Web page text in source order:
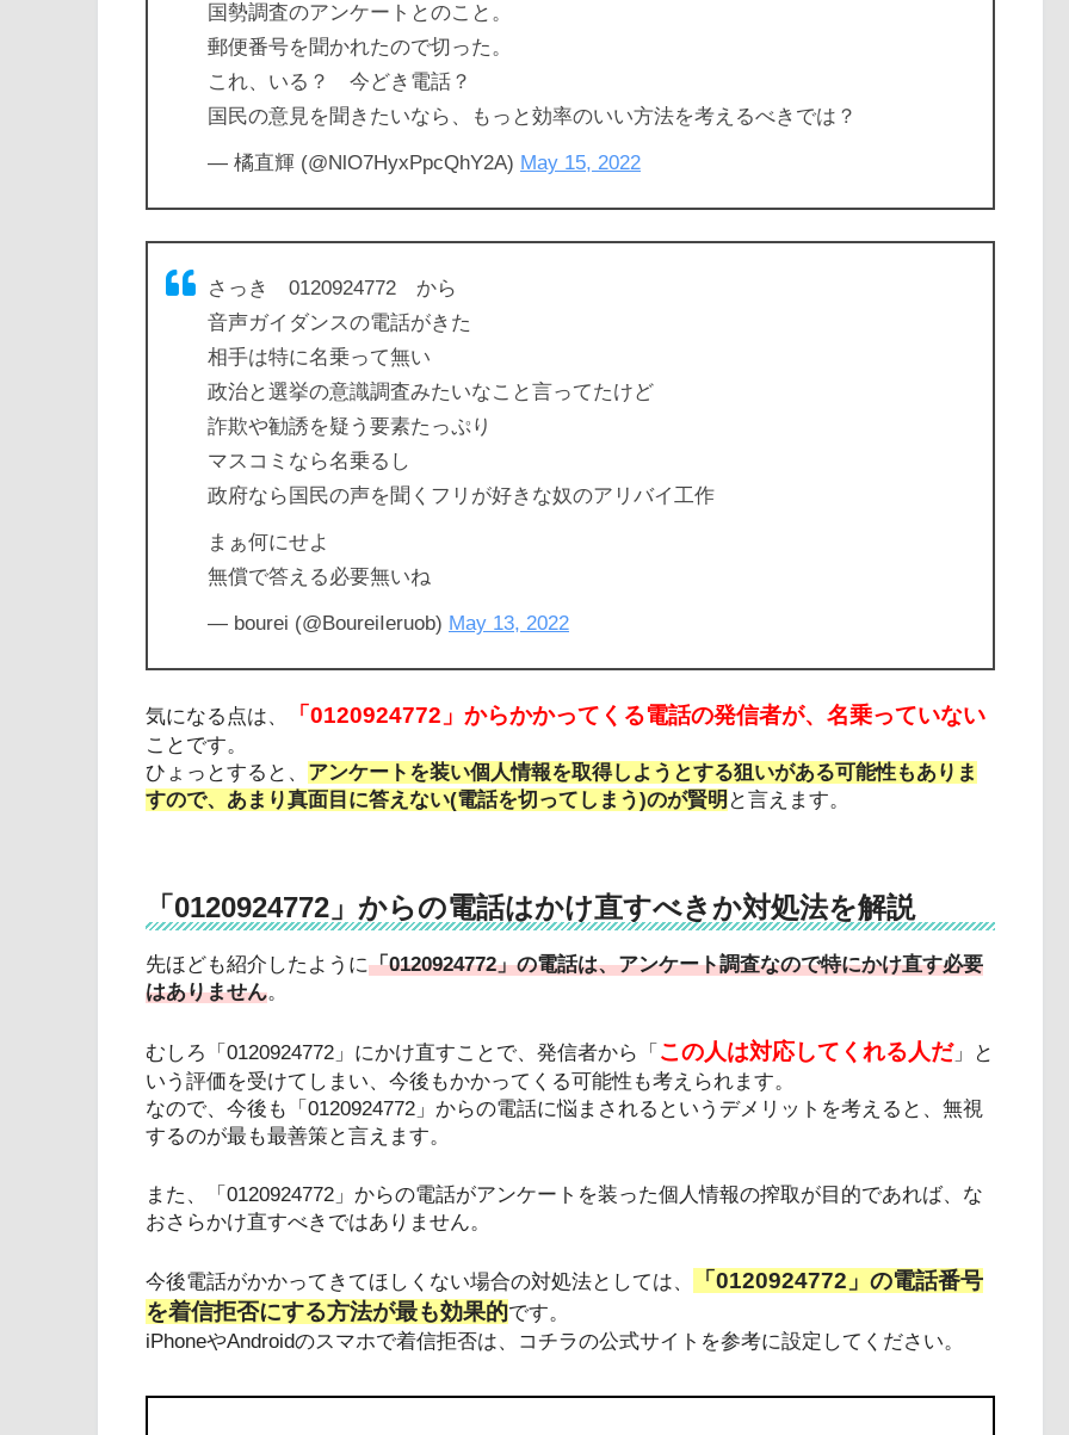
国勢調査のアンケートとのこと。
郵便番号を聞かれたので切った。
これ、いる？ 今どき電話？
国民の意見を聞きたいなら、もっと効率のいい方法を考えるべきでは？
— 橘直輝 (@NlO7HyxPpcQhY2A) May 15, 2022
さっき 0120924772 から
音声ガイダンスの電話がきた
相手は特に名乗って無い
政治と選挙の意識調査みたいなこと言ってたけど
詐欺や勧誘を疑う要素たっぷり
マスコミなら名乗るし
政府なら国民の声を聞くフリが好きな奴のアリバイ工作
まぁ何にせよ
無償で答える必要無いね
— bourei (@BoureiIeruob) May 13, 2022
気になる点は、 「0120924772」からかかってくる電話の発信者が、名乗っていない
ことです。
ひょっとすると、 アンケートを装い個人情報を取得しようとする狙いがある可能性もありま
すので、あまり真面目に答えない(電話を切ってしまう)のが賢明 と言えます。
「0120924772」からの電話はかけ直すべきか対処法を解説
先ほども紹介したように「0120924772」の電話は、アンケート調査なので特にかけ直す必要
はありません。
むしろ「0120924772」にかけ直すことで、発信者から「 この人は対応してくれる人だ」と
いう評価を受けてしまい、今後もかかってくる可能性も考えられます。
なので、今後も「0120924772」からの電話に悩まされるというデメリットを考えると、無視
するのが最も最善策と言えます。
また、「0120924772」からの電話がアンケートを装った個人情報の搾取が目的であれば、な
おさらかけ直すべきではありません。
今後電話がかかってきてほしくない場合の対処法としては、
「0120924772」の電話番号
を着信拒否にする方法が最も効果的です。
iPhoneやAndroidのスマホで着信拒否は、コチラの公式サイトを参考に設定してください。